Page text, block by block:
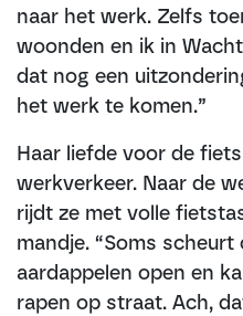
naar het werk. Zelfs
woonden en ik in
dat nog een
het werk te komen.”
Haar liefde voor de
werkverkeer. Naar de
rijdt ze met volle
mandje. “Soms
aardappelen open en
rapen op straat. Ach,